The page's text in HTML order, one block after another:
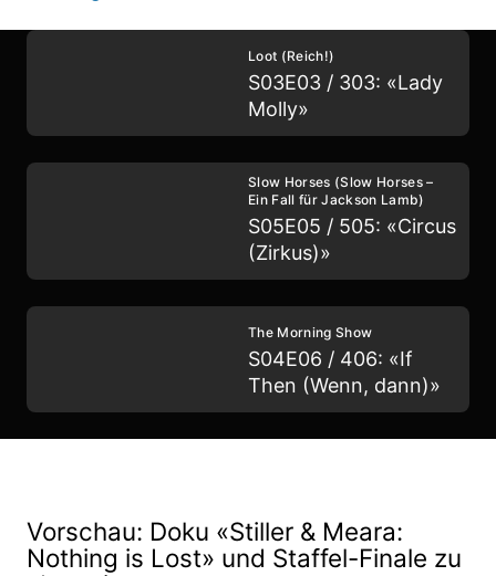
Loot (Reich!)
S03E03 / 303: «Lady
Molly»
Slow Horses (Slow Horses –
Ein Fall für Jackson Lamb)
S05E05 / 505: «Circus
(Zirkus)»
The Morning Show
S04E06 / 406: «If
Then (Wenn, dann)»
Vorschau: Doku «Stiller & Meara:
Nothing is Lost» und Staffel-Finale zu